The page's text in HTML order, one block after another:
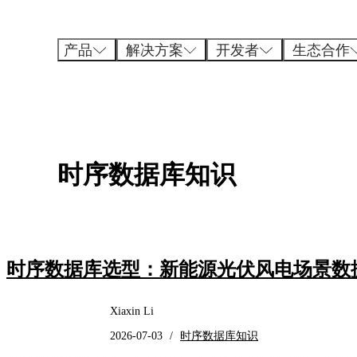
产品 解决方案 开发者 生态合作
时序数据库知识
时序数据库选型：新能源光伏风电场景数
Xiaxin Li
2026-07-03 / 时序数据库知识